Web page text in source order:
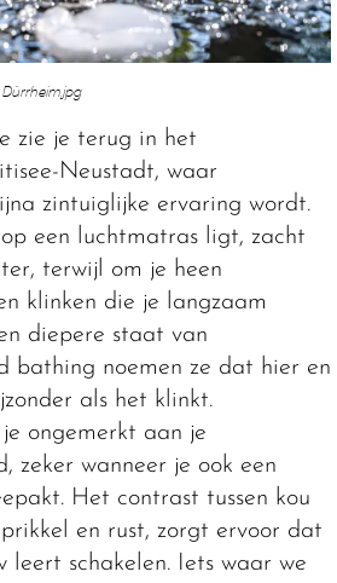
zie je terug in het
Neustadt, waar
zintuiglijke ervaring wordt.
een luchtmatras ligt, zacht
terwijl om je heen
klinken die je langzaam
diepere staat van
bathing noemen ze dat hier en
als het klinkt.
je ongemerkt aan je
zeker wanneer je ook een
Het contrast tussen kou
en rust, zorgt ervoor dat
leert schakelen. Iets waar we